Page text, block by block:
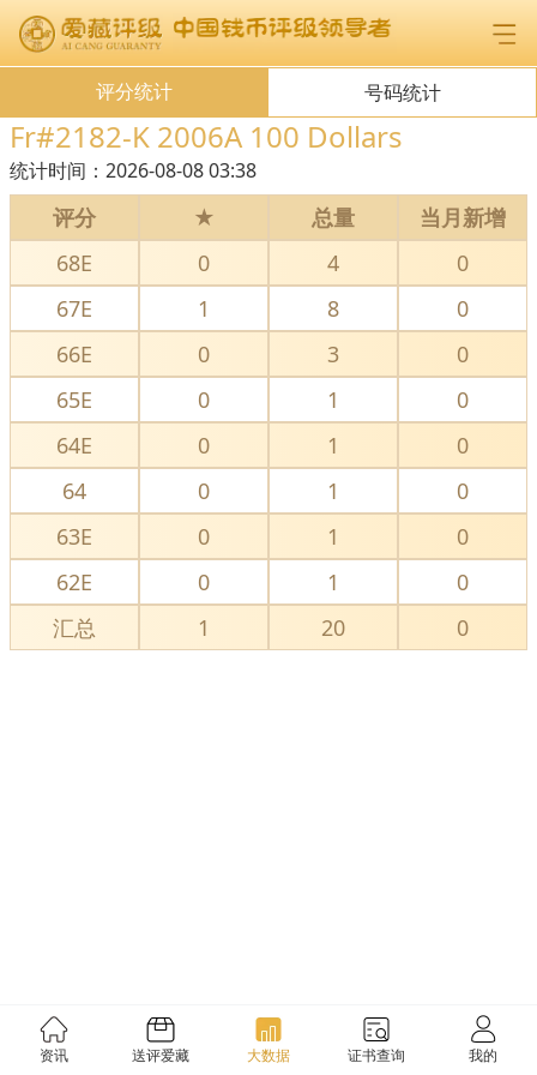
评分统计 号码统计
Fr#2182-K 2006A 100 Dollars
统计时间： 2026-08-08 03:38
评分 ★ 总量
当月新增
68E
0 4
0
67E
1 8
0
66E
0 3
0
65E
0 1
0
64E
0 1
0
64
0 1
0
63E
0 1
0
62E
0 1
0
汇总
1 20 0
资讯 送评爱藏 大数据 证书查询 我的